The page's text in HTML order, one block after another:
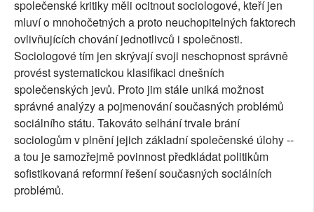
společenské kritiky měli ocitnout sociologové, kteří jen
mluví o mnohočetných a proto neuchopitelných faktorech
ovlivňujících chování jednotlivců i společnosti.
Sociologové tím jen skrývají svoji neschopnost správně
provést systematickou klasifikaci dnešních
společenských jevů. Proto jim stále uniká možnost
správné analýzy a pojmenování současných problémů
sociálního státu. Takováto selhání trvale brání
sociologům v plnění jejich základní společenské úlohy --
a tou je samozřejmě povinnost předkládat politikům
sofistikovaná reformní řešení současných sociálních
problémů.